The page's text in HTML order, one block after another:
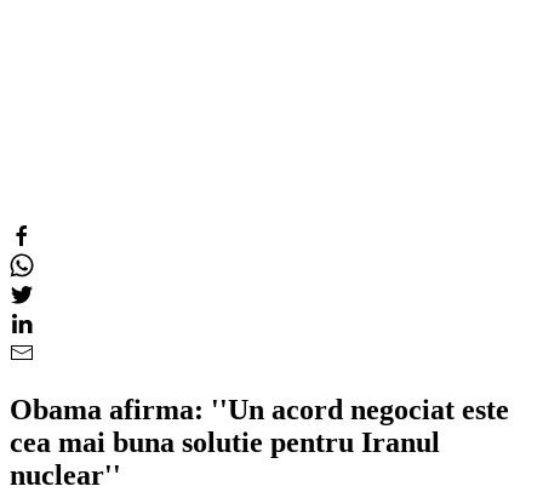
Obama afirma: ''Un acord negociat este
cea mai buna solutie pentru Iranul
nuclear''